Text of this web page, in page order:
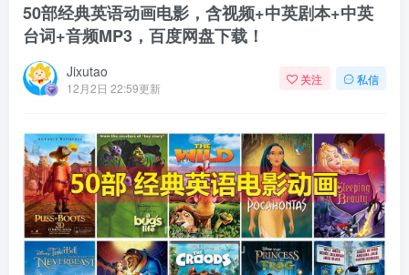
50部经典英语动画电影，含视频+中英剧本+中英
台词+音频MP3，百度网盘下载！
Jixutao
12月2日 22:59更新
关注 私信